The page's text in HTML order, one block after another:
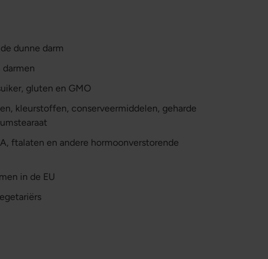
dunne darm
gluten en GMO
kleurstoffen, conserveermiddelen, geharde
ftalaten en andere hormoonverstorende
in de EU